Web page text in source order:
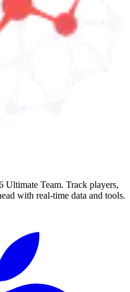
Ultimate Team. Track players,
with real-time data and tools.